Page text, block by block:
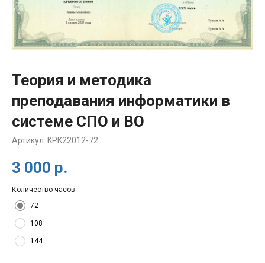
Теория и методика
преподавания информатики в
системе СПО и ВО
Артикул: KPK22012-72
3 000 р.
Количество часов
72
108
144